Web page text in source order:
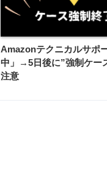
Amazonテクニカルサポ
中」→5日後に”強制ケー
注意